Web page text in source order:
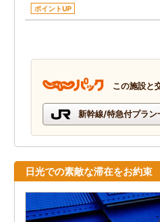
ポイントUP
この施設と
新幹線/特急付プラン
日光での素敵な滞在をお約束